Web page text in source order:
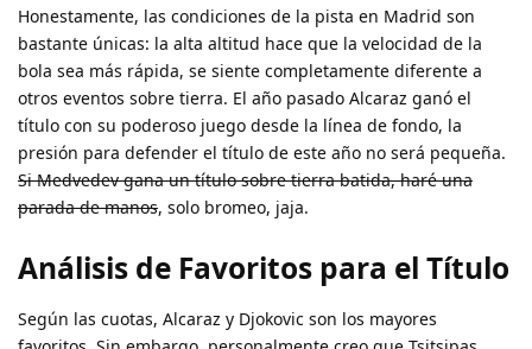
Honestamente, las condiciones de la pista en Madrid son
bastante únicas: la alta altitud hace que la velocidad de la
bola sea más rápida, se siente completamente diferente a
otros eventos sobre tierra. El año pasado Alcaraz ganó el
título con su poderoso juego desde la línea de fondo, la
presión para defender el título de este año no será pequeña.
Si Medvedev gana un título sobre tierra batida, haré una
parada de manos, solo bromeo, jaja.
Análisis de Favoritos para el Título
Según las cuotas, Alcaraz y Djokovic son los mayores